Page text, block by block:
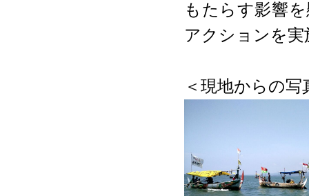
もたらす影響
アクションを
＜現地からの写